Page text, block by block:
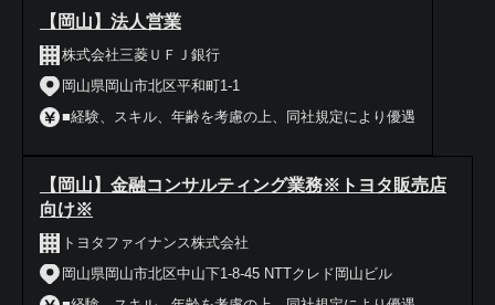
【岡山】法人営業
株式会社三菱ＵＦＪ銀行
岡山県岡山市北区平和町1-1
■経験、スキル、年齢を考慮の上、同社規定により優遇
【岡山】金融コンサルティング業務※トヨタ販売店
向け※
トヨタファイナンス株式会社
岡山県岡山市北区中山下1-8-45 NTTクレド岡山ビル